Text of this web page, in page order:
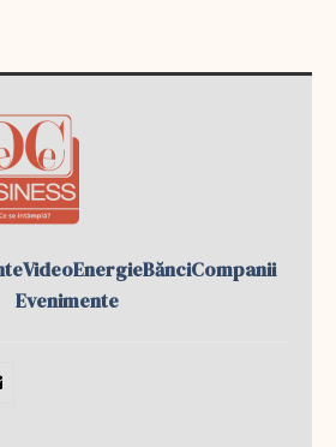
VideoEnergieBănciCompanii
Evenimente